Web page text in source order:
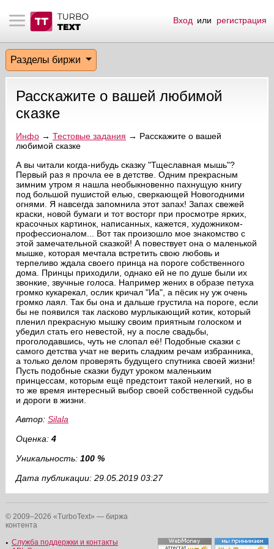
материалы
биржи
эфир
на сайте
пользователей
сообщения
по форуму
Вход или регистрация
Разделы биржи
Расскажите о вашей любимой
сказке
Инфо→ Тестовые задания → Расскажите о вашей
любимой сказке
А вы читали когда-нибудь сказку "Тщеславная мышь"?
Первый раз я прочла ее в детстве. Одним прекрасным
зимним утром я нашла необыкновенно пахнущую книгу
под большой пушистой елью, сверкающей Новогодними
огнями. Я навсегда запомнила этот запах! Запах свежей
краски, новой бумаги и тот восторг при просмотре ярких,
красочных картинок, написанных, кажется, художником-
профессионалом... Вот так произошло мое знакомство с
этой замечательной сказкой! А повествует она о маленькой
мышке, которая мечтала встретить свою любовь и
терпеливо ждала своего принца на пороге собственного
дома. Принцы приходили, однако ей не по душе были их
звонкие, звучные голоса. Например жених в образе петуха
громко кукарекал, ослик кричал "Иа", а пёсик ну уж очень
громко лаял. Так бы она и дальше грустила на пороге, если
бы не появился так ласково мурлыкающий котик, который
пленил прекрасную мышку своим приятным голоском и
убедил стать его невестой, ну а после свадьбы,
проголодавшись, чуть не слопал её! Подобные сказки с
самого детства учат не верить сладким речам избранника,
а только делом проверять будущего спутника своей жизни!
Пусть подобные сказки будут уроком маленьким
принцессам, которым ещё предстоит такой нелегкий, но в
то же время интересный выбор своей собственной судьбы
и дороги в жизни.
Автор: Silala
Оценка: 4
Уникальность: 100 %
Дата публикации: 29.05.2019 03:27
© 2009–2026 «TurboText» — биржа
контента
Служба поддержки и контакты